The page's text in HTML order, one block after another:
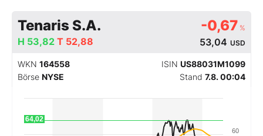
Abo & Shop
BO-Musterdepots
Experten
Tenaris S.A. -0,67 %
53,04 USD
H 53,82 T 52,88
WKN 164558 ISIN US88031M1099
Börse NYSE Stand 7.8. 00:04
60
64,02